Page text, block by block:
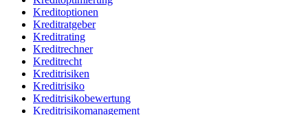
Kreditoptionen
Kreditratgeber
Kreditrating
Kreditrechner
Kreditrecht
Kreditrisiken
Kreditrisiko
Kreditrisikobewertung
Kreditrisikomanagement